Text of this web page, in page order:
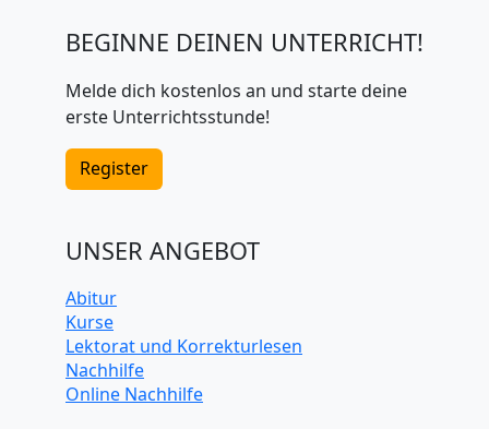
BEGINNE DEINEN UNTERRICHT!
Melde dich kostenlos an und starte deine
erste Unterrichtsstunde!
Register
UNSER ANGEBOT
Abitur
Kurse
Lektorat und Korrekturlesen
Nachhilfe
Online Nachhilfe